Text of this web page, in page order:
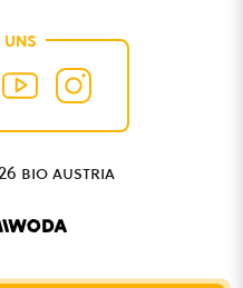
UNS
bio austria